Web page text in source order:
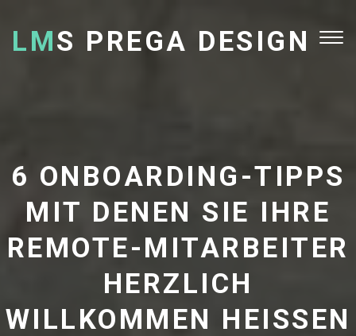
LMS PREGA DESIGN
6 ONBOARDING-TIPPS
MIT DENEN SIE IHRE
REMOTE-MITARBEITER
HERZLICH
WILLKOMMEN HEISSEN K